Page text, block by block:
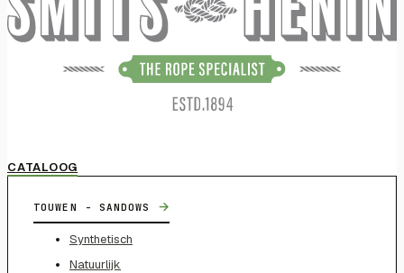
CATALOOG
TOUWEN - SANDOWS →
Synthetisch
Natuurlijk